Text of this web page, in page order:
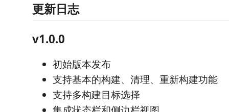
更新日志
v1.0.0
初始版本发布
支持基本的构建、清理、重新构建功能
支持多构建目标选择